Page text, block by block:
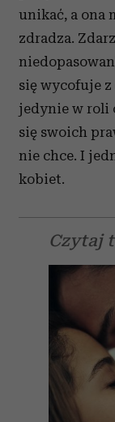
unikać, a ona
zdradza.
się wycofuje
jedynie w roli
się swoich
nie chce. I
kobiet.
Czytaj